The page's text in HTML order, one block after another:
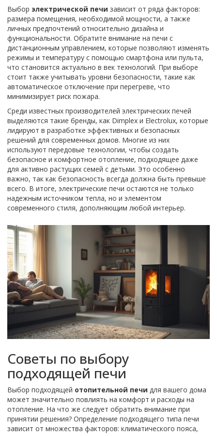
Выбор электрической печи зависит от ряда факторов:
размера помещения, необходимой мощности, а также
личных предпочтений относительно дизайна и
функциональности. Обратите внимание на печи с
дистанционным управлением, которые позволяют изменять
режимы и температуру с помощью смартфона или пульта,
что становится актуально в век технологий. При выборе
стоит также учитывать уровни безопасности, такие как
автоматическое отключение при перегреве, что
минимизирует риск пожара.
Среди известных производителей электрических печей
выделяются такие бренды, как Dimplex и Electrolux, которые
лидируют в разработке эффективных и безопасных
решений для современных домов. Многие из них
используют передовые технологии, чтобы создать
безопасное и комфортное отопление, подходящее даже
для активно растущих семей с детьми. Это особенно
важно, так как безопасность всегда должна быть превыше
всего. В итоге, электрические печи остаются не только
надежным источником тепла, но и элементом
современного стиля, дополняющим любой интерьер.
Советы по выбору
подходящей печи
Выбор подходящей отопительной печи для вашего дома
может значительно повлиять на комфорт и расходы на
отопление. На что же следует обратить внимание при
принятии решения? Определение подходящего типа печи
зависит от множества факторов: климатического пояса,